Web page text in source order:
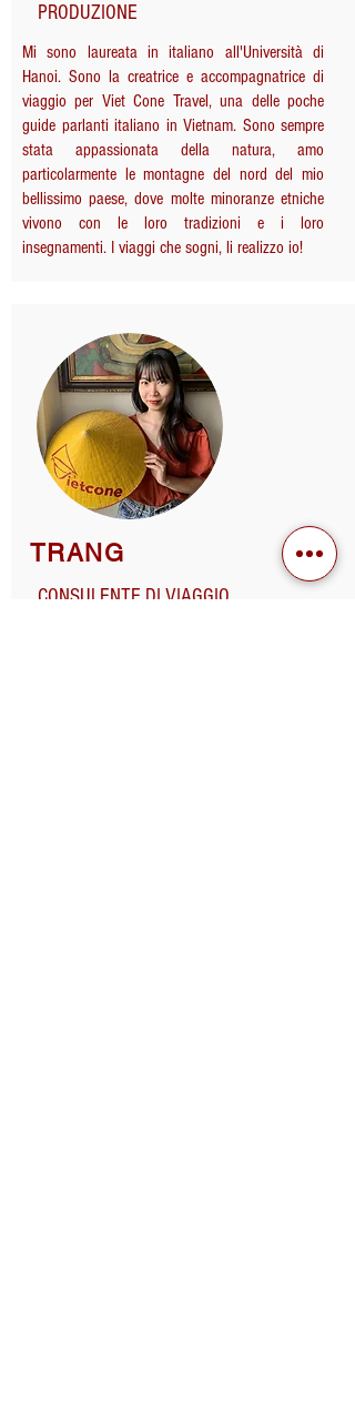
PRODUZIONE
Mi sono laureata in italiano all'Università di
Hanoi. Sono la creatrice e accompagnatrice di
viaggio per Viet Cone Travel, una delle poche
guide parlanti italiano in Vietnam. Sono sempre
stata appassionata della natura, amo
particolarmente le montagne del nord del mio
bellissimo paese, dove molte minoranze etniche
vivono con le loro tradizioni e i loro
insegnamenti. I viaggi che sogni, li realizzo io!
TRANG
CONSULENTE DI VIAGGIO